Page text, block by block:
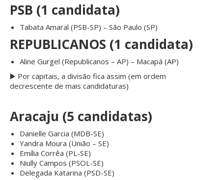
PSB (1 candidata)
Tabata Amaral (PSB-SP) – São Paulo (SP)
REPUBLICANOS (1 candidata)
Aline Gurgel (Republicanos – AP) – Macapá (AP)
▶️ Por capitais, a divisão fica assim (em ordem
decrescente de mais candidaturas)
Aracaju (5 candidatas)
Danielle Garcia (MDB-SE)
Yandra Moura (União – SE)
Emília Corrêa (PL-SE)
Niully Campos (PSOL-SE)
Delegada Katarina (PSD-SE)